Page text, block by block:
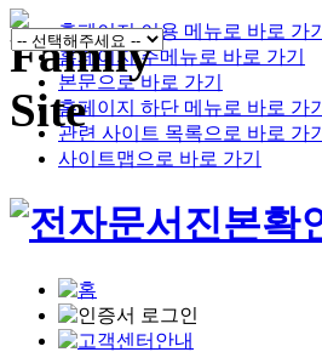
홈페이지 이용 메뉴로 바로 가기
홈페이지 주메뉴로 바로 가기
본문으로 바로 가기
홈페이지 하단 메뉴로 바로 가기
관련 사이트 목록으로 바로 가기
사이트맵으로 바로 가기